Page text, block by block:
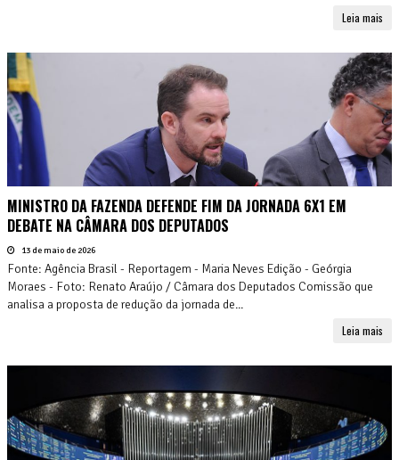
Leia mais
MINISTRO DA FAZENDA DEFENDE FIM DA JORNADA 6X1 EM
DEBATE NA CÂMARA DOS DEPUTADOS
13 de maio de 2026
Fonte: Agência Brasil - Reportagem - Maria Neves Edição - Geórgia
Moraes - Foto: Renato Araújo / Câmara dos Deputados Comissão que
analisa a proposta de redução da jornada de...
Leia mais